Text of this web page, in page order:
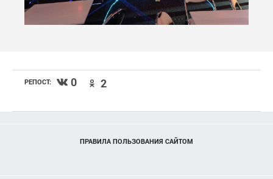
РЕПОСТ: 0 2
ПРАВИЛА ПОЛЬЗОВАНИЯ САЙТОМ